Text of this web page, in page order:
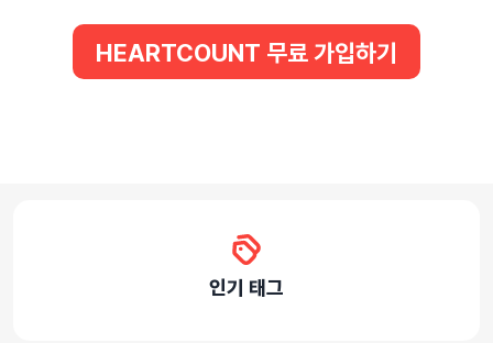
HEARTCOUNT 무료 가입하기
인기 태그